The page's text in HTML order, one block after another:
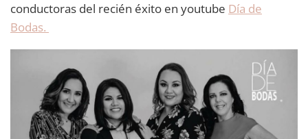
conductoras del recién éxito en youtube Día de
Bodas.